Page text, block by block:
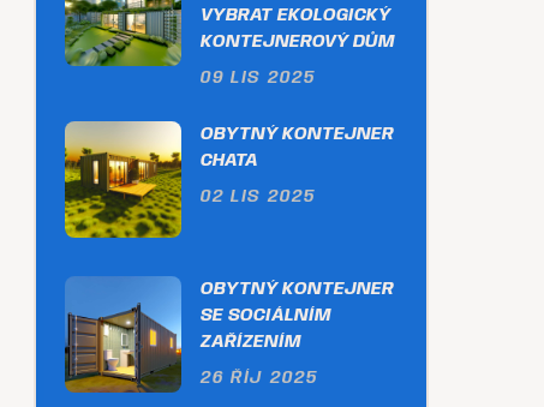
VYBRAT EKOLOGICKÝ
KONTEJNEROVÝ DŮM
09 LIS 2025
OBYTNÝ KONTEJNER
CHATA
02 LIS 2025
OBYTNÝ KONTEJNER
SE SOCIÁLNÍM
ZAŘÍZENÍM
26 ŘÍJ 2025